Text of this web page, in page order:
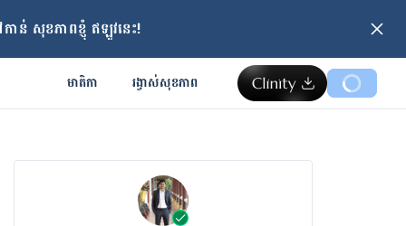
ន់ សុខភាពខ្ញុំ ឥឡូវនេះ!
មាតិកា រង្វាស់​សុខភាព